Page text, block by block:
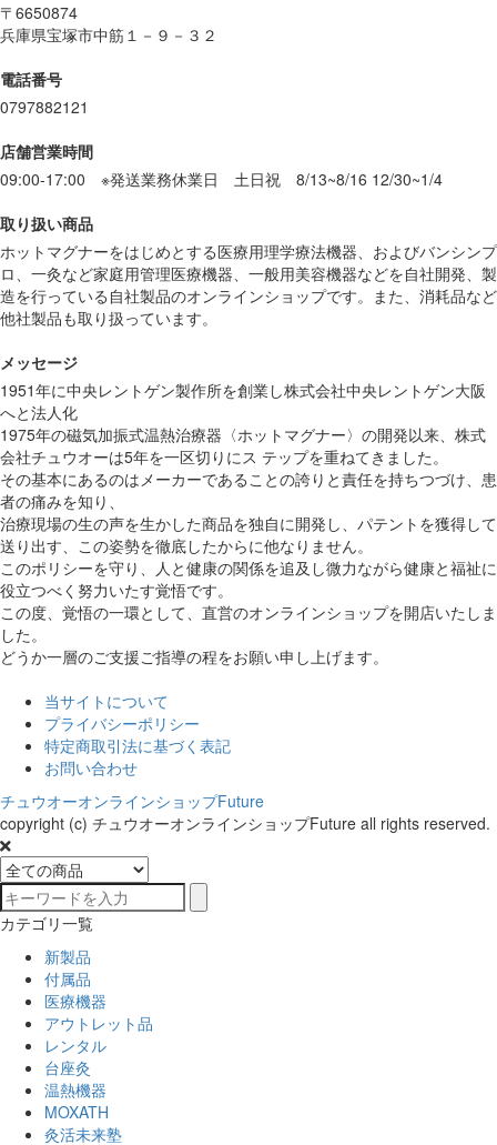
〒6650874
兵庫県宝塚市中筋１－９－３２
電話番号
0797882121
店舗営業時間
09:00-17:00 ※発送業務休業日 土日祝 8/13~8/16 12/30~1/4
取り扱い商品
ホットマグナーをはじめとする医療用理学療法機器、およびバンシンプ
ロ、一灸など家庭用管理医療機器、一般用美容機器などを自社開発、製
造を行っている自社製品のオンラインショップです。また、消耗品など
他社製品も取り扱っています。
メッセージ
1951年に中央レントゲン製作所を創業し株式会社中央レントゲン大阪
へと法人化
1975年の磁気加振式温熱治療器〈ホットマグナー〉の開発以来、株式
会社チュウオーは5年を一区切りにス テップを重ねてきました。
その基本にあるのはメーカーであることの誇りと責任を持ちつづけ、患
者の痛みを知り、
治療現場の生の声を生かした商品を独自に開発し、パテントを獲得して
送り出す、この姿勢を徹底したからに他なりません。
このポリシーを守り、人と健康の関係を追及し微力ながら健康と福祉に
役立つべく努力いたす覚悟です。
この度、覚悟の一環として、直営のオンラインショップを開店いたしま
した。
どうか一層のご支援ご指導の程をお願い申し上げます。
当サイトについて
プライバシーポリシー
特定商取引法に基づく表記
お問い合わせ
チュウオーオンラインショップFuture
copyright (c) チュウオーオンラインショップFuture all rights reserved.
カテゴリ一覧
新製品
付属品
医療機器
アウトレット品
レンタル
台座灸
温熱機器
MOXATH
灸活未来塾